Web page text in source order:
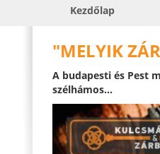
Kezdőlap
"MELYIK
A budapesti és Pest
szélhámos...